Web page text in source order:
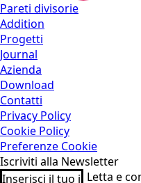
Pareti divisorie
Addition
Progetti
Journal
Azienda
Download
Contatti
Privacy Policy
Cookie Policy
Preferenze Cookie
Iscriviti alla Newsletter
Email
Acc
Letta e